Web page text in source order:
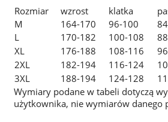
Rozmiar
wzrost klatka
M
164-170 96-100
L
170-182 100-108
XL
176-188 108-116
2XL
182-194 116-124
3XL
188-194 124-128
Wymiary podane w tabeli dotyczą
użytkownika, nie wymiarów danego